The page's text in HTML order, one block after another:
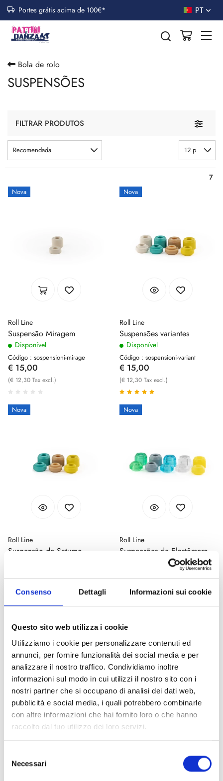
Consenso Dettagli Informazioni sui cookie
Questo sito web utilizza i cookie
Utilizziamo i cookie per personalizzare contenuti ed
annunci, per fornire funzionalità dei social media e per
analizzare il nostro traffico. Condividiamo inoltre
informazioni sul modo in cui utilizzi il nostro sito con i
nostri partner che si occupano di analisi dei dati web,
pubblicità e social media, i quali potrebbero combinarle
con altre informazioni che hai fornito loro o che hanno
raccolto dal tuo utilizzo dei loro servizi.
delNecessari
Portes grátis acima de 100€* PT
Bola de rolo
SUSPENSÕES
Toggle
FILTRAR PRODUTOS
Recomendada 12 p
7
Nova
Roll Line
Suspensão Miragem
Disponível
Código : sospensioni-mirage
€ 15,00
(€ 12,30 Tax excl.)
Nova
Roll Line
Suspensões variantes
Disponível
Código : sospensioni-variant
€ 15,00
(€ 12,30 Tax excl.)
Nova
Roll Line
Suspensão de Saturno
€ 15,00
(€ 12,30 Tax excl.)
Nova
Roll Line
Suspensões de Elastômero
mistral
€ 32,00
Nova Nova